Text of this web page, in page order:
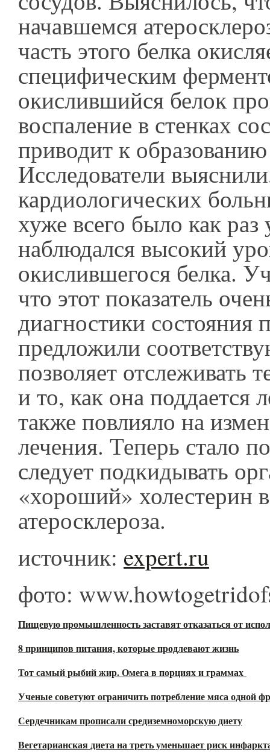
начавшемся
часть этого белка
специфическим
окислившийся белок
воспаление в стенках
приводит к
Исследователи
кардиологических
хуже всего было как раз
наблюдался высокий
окислившегося белка.
что этот показатель
диагностики состояния
предложили
позволяет отслеживать
и то, как она поддается
также повлияло на
лечения. Теперь стало
следует подкидывать
«хороший» холестерин
атеросклероза.
источник: expert.ru
фото:
Пищевую промышленность заставят отказаться от
8 принципов питания, которые продлевают жизнь
Тот самый рыбий жир. Омега в порциях и граммах
Ученые советуют ограничить потребление мяса одной
Сердечникам прописали средиземноморскую диету
Вегетарианская диета на треть уменьшает риск